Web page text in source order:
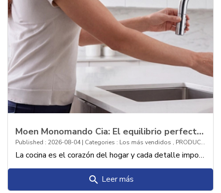
Moen Monomando Cia: El equilibrio perfecto entre tecnología, elegancia y funcion
Published : 2026-08-04 | Categories : Los más vendidos , PRODUCTOS
La cocina es el corazón del hogar y cada detalle importa. Este monomando combina estilo vanguardista y tecnología para transformar tu experiencia culinaria.
search Leer más